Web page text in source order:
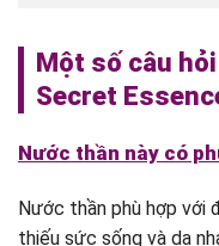
Một số câu
Secret
Nước thần này có
Nước thần phù hợp với
thiếu sức sống và da